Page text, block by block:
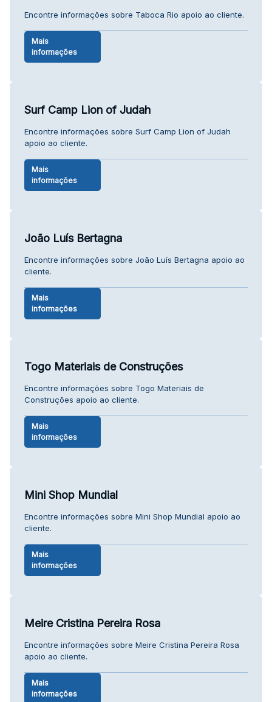
Encontre informações sobre Taboca Rio apoio ao cliente.
Mais
informações
Surf Camp Lion of Judah
Encontre informações sobre Surf Camp Lion of Judah
apoio ao cliente.
Mais
informações
João Luís Bertagna
Encontre informações sobre João Luís Bertagna apoio ao
cliente.
Mais
informações
Togo Materiais de Construções
Encontre informações sobre Togo Materiais de
Construções apoio ao cliente.
Mais
informações
Mini Shop Mundial
Encontre informações sobre Mini Shop Mundial apoio ao
cliente.
Mais
informações
Meire Cristina Pereira Rosa
Encontre informações sobre Meire Cristina Pereira Rosa
apoio ao cliente.
Mais
informações